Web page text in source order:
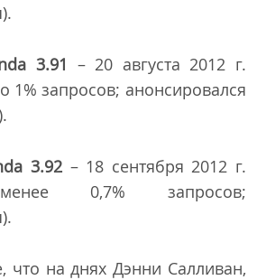
3.91 – 20 августа 2012 г.
1% запросов; анонсировался
3.92 – 18 сентября 2012 г.
0,7% запросов;
что на днях Дэнни Салливан,